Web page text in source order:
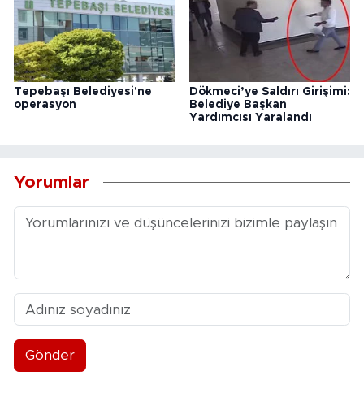
Tepebaşı Belediyesi'ne
operasyon
Dökmeci’ye Saldırı Girişimi:
Belediye Başkan
Yardımcısı Yaralandı
Yorumlar
Gönder